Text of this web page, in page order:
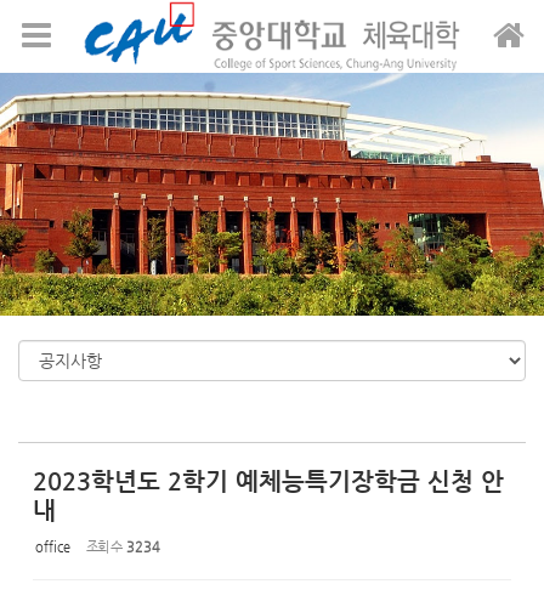
메뉴 건너뛰기
2023학년도 2학기 예체능특기장학금 신청 안
내
office 조회 수 3234